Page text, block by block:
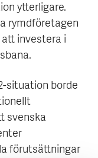
ytterligare.
rymdföretagen
investera i
situation borde
svenska
förutsättningar